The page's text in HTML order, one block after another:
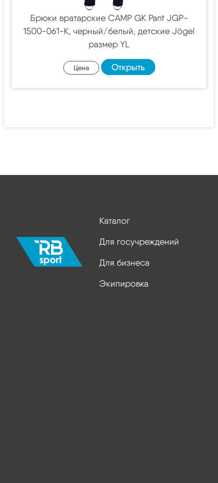
Брюки вратарские CAMP GK Pant JGP-
1500-061-K, черный/белый, детские Jögel
размер YL
Цена Открыть
Каталог
Для госучреждений
Для бизнеса
Экипировка